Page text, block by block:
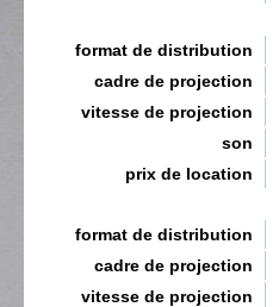
format de distribution
cadre de projection
vitesse de projection
son
prix de location
format de distribution
cadre de projection
vitesse de projection